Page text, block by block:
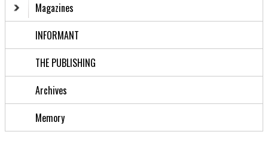
Magazines
INFORMANT
THE PUBLISHING
Archives
Memory